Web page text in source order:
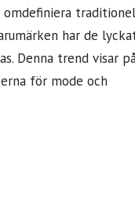
har de
Denna trend visar
för mode och